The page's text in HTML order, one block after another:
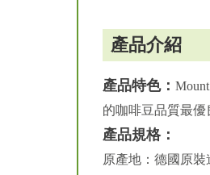
產品介紹
產品特色：
的咖啡豆品質最優
產品規格：
原產地：德國原裝